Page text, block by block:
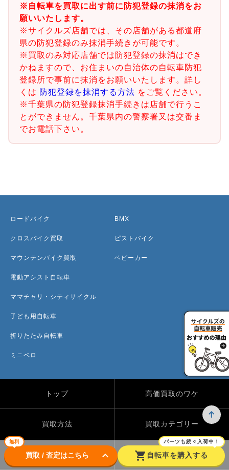
※自転車を買取に出す前に防犯登録の抹消をお
願いいたします。
※サイクルズ店舗では、その店舗がある都道府
県の防犯登録のみ抹消手続きが可能です。
※買取のみ対応店舗では防犯登録の抹消はでき
かねますので、お住まいの自治体の自転車防犯
登録所で事前に抹消をお願いいたします。詳し
くは 防犯登録を抹消する方法 をご覧ください。
※千葉県の防犯登録抹消手続きは店舗で行うこ
とができません。千葉県内の警察署又は交番ま
でお電話下さい。
無料
買取 / 査定はこちら keyboard_arrow_down shopping_cart
パーツも続々入荷中！
自転車を購入する
ロードバイク
クロスバイク買取
マウンテンバイク買取
電動アシスト自転車
ママチャリ・シティサイクル
子ども用自転車
折りたたみ自転車
ミニベロ
BMX
ピストバイク
ベビーカー
トップ 高価買取のワケ
買取方法 買取カテゴリー
買取実績 自転車のコラム